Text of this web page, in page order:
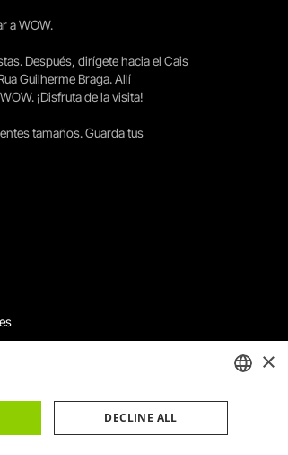
a WOW.
Después, dirígete hacia el Cais
Guilherme Braga. Allí
¡Disfruta de la visita!
tamaños. Guarda tus
×
DECLINE ALL